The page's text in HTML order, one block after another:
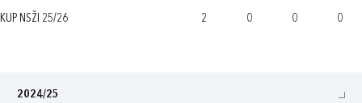
KUP NSŽI 25/26 2 0 0 0
2024/25